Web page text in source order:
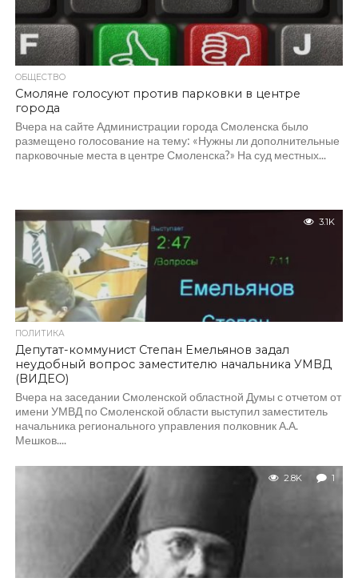
ОБЩЕСТВО
Смоляне голосуют против парковки в центре
города
Вчера на сайте Администрации города Смоленска было
размещено голосование на тему: «Нужны ли дополнительные
парковочные места в центре Смоленска?» На суд местных...
3.1K
ПОЛИТИКА
Депутат-коммунист Степан Емельянов задал
неудобный вопрос заместителю начальника УМВД
(ВИДЕО)
Вчера на заседании Смоленской областной Думы с отчетом от
имени УМВД по Смоленской области выступил заместитель
начальника регионального управления полковник А.А.
Мешков....
2.8K 1